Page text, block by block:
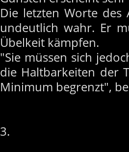
Die letzten Worte des
undeutlich wahr. Er
Übelkeit kämpfen.
"Sie müssen sich
die Haltbarkeiten der
Minimum begrenzt",
3.